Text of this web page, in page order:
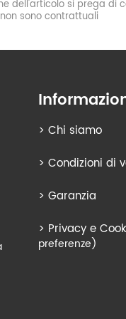
dell'articolo si prega
sono contrattuali
> Chi siamo
> Condizioni di
> Garanzia
> Privacy e
preferenze)